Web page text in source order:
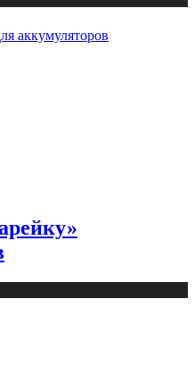
аккумуляторов